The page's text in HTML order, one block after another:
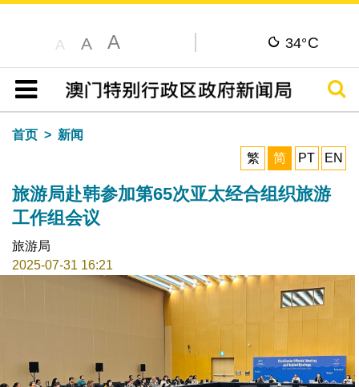
A A A 34°C
目录
搜寻
首页
新闻
繁
简 PT EN
旅游局赴韩参加第65次亚太经合组织旅游
工作组会议
旅游局
2025-07-31 16:21